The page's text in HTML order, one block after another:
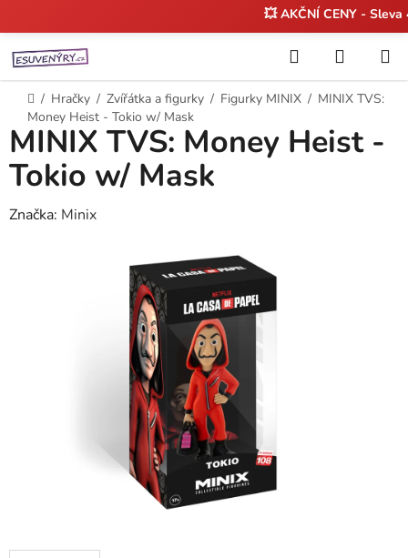
na
obsah
💥 AKČNÍ CENY - Sleva
Hledat
KOŠÍK
Domů
/ Hračky / Zvířátka a figurky / Figurky MINIX / MINIX TVS:
Money Heist - Tokio w/ Mask
MINIX TVS: Money Heist -
Tokio w/ Mask
Značka: Minix